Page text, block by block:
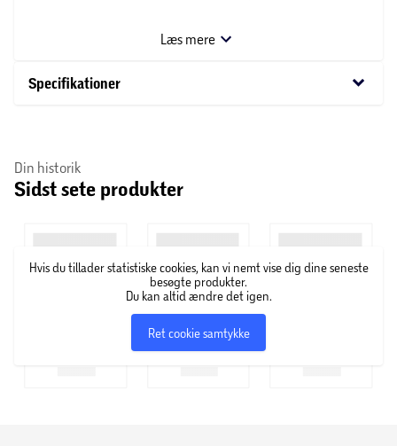
kombinerer funktionalitet med kunst, perfekt til at tilføre
Læs mere
Specifikationer keyboard_arrow_down
Din historik
Sidst sete produkter
Hvis du tillader statistiske cookies, kan vi nemt vise dig dine seneste
besøgte produkter.
Du kan altid ændre det igen.
Ret cookie samtykke